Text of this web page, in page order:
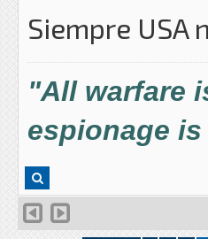
Siempre USA
"All warfare
espionage